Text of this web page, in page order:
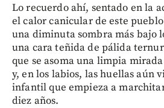
Lo recuerdo ahí, sentado en la
el calor canicular de este
una diminuta sombra más bajo
una cara teñida de pálida
que se asoma una limpia
y, en los labios, las huellas aún
infantil que empieza a
diez años.